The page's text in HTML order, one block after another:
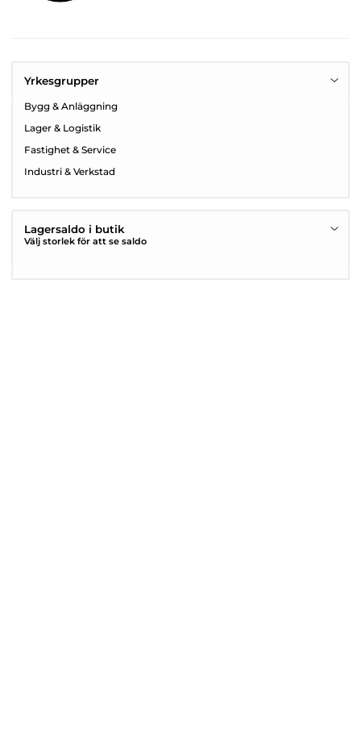
Yrkesgrupper
Bygg & Anläggning
Lager & Logistik
Fastighet & Service
Industri & Verkstad
Lagersaldo i butik
Välj storlek för att se saldo